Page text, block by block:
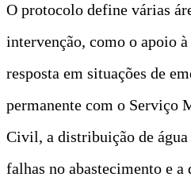
O protocolo define várias
intervenção, como o apoio
resposta em situações de
permanente com o Serviço
Civil, a distribuição de água
falhas no abastecimento e